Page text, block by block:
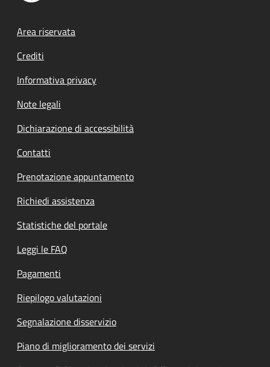
Footer menu
Area riservata
Crediti
Informativa privacy
Note legali
Dichiarazione di accessibilità
Contatti
Prenotazione appuntamento
Richiedi assistenza
Statistiche del portale
Leggi le FAQ
Pagamenti
Riepilogo valutazioni
Segnalazione disservizio
Piano di miglioramento dei servizi